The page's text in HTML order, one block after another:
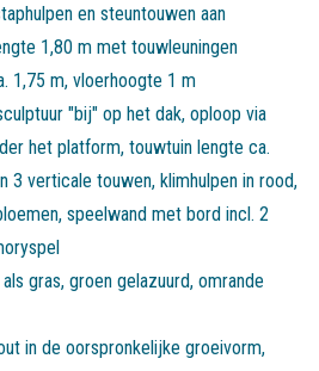
en steuntouwen aan
1,80 m met touwleuningen
1,75 m, vloerhoogte 1 m
"bij" op het dak, oploop via
het platform, touwtuin lengte ca.
3 verticale touwen, klimhulpen in rood,
speelwand met bord incl. 2
gras, groen gelazuurd, omrande
in de oorspronkelijke groeivorm,